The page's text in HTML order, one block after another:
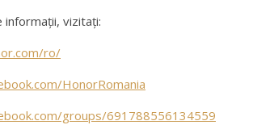
informații, vizitați:
ro/
HonorRomania
groups/691788556134559